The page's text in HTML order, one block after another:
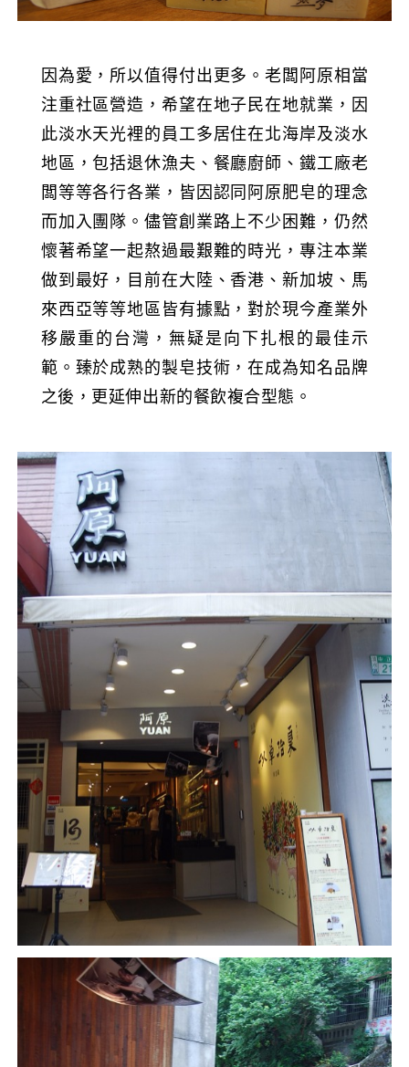
因為愛，所以值得付出更多。老闆阿原相當
注重社區營造，希望在地子民在地就業，因
此淡水天光裡的員工多居住在北海岸及淡水
地區，包括退休漁夫、餐廳廚師、鐵工廠老
闆等等各行各業，皆因認同阿原肥皂的理念
而加入團隊。儘管創業路上不少困難，仍然
懷著希望一起熬過最艱難的時光，專注本業
做到最好，目前在大陸、香港、新加坡、馬
來西亞等等地區皆有據點，對於現今產業外
移嚴重的台灣，無疑是向下扎根的最佳示
範。臻於成熟的製皂技術，在成為知名品牌
之後，更延伸出新的餐飲複合型態。